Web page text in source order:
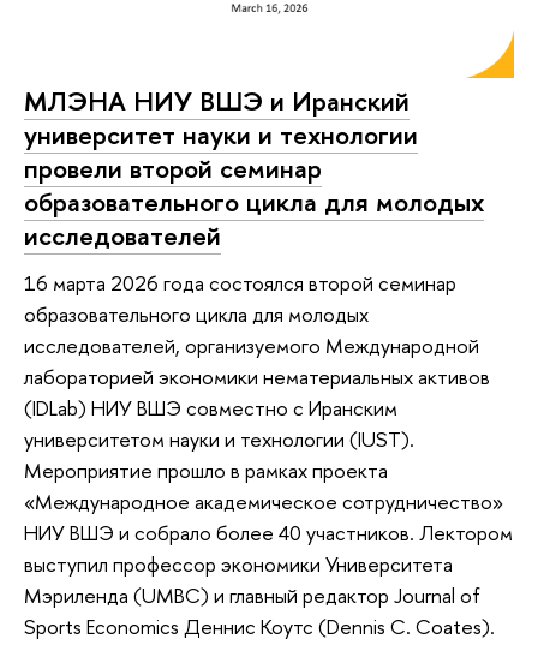
МЛЭНА НИУ ВШЭ и Иранский
университет науки и технологии
провели второй семинар
образовательного цикла для молодых
исследователей
16 марта 2026 года состоялся второй семинар
образовательного цикла для молодых
исследователей, организуемого Международной
лабораторией экономики нематериальных активов
(IDLab) НИУ ВШЭ совместно с Иранским
университетом науки и технологии (IUST).
Мероприятие прошло в рамках проекта
«Международное академическое сотрудничество»
НИУ ВШЭ и собрало более 40 участников. Лектором
выступил профессор экономики Университета
Мэриленда (UMBC) и главный редактор Journal of
Sports Economics Деннис Коутс (Dennis C. Coates).